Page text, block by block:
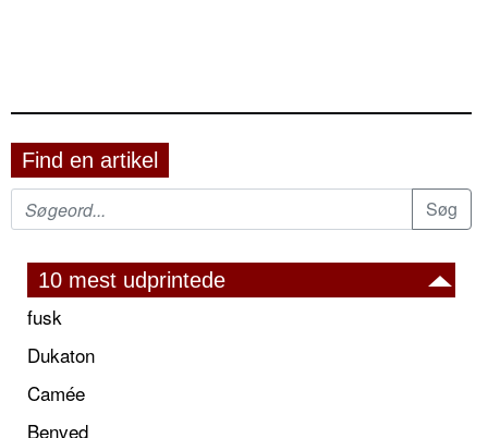
Find en artikel
10 mest udprintede
fusk
Dukaton
Camée
Benved